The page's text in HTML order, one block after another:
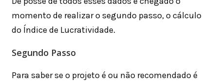
momento de realizar o segundo passo, o cálculo
do Índice de Lucratividade.
Segundo Passo
Para saber se o projeto é ou não recomendado é